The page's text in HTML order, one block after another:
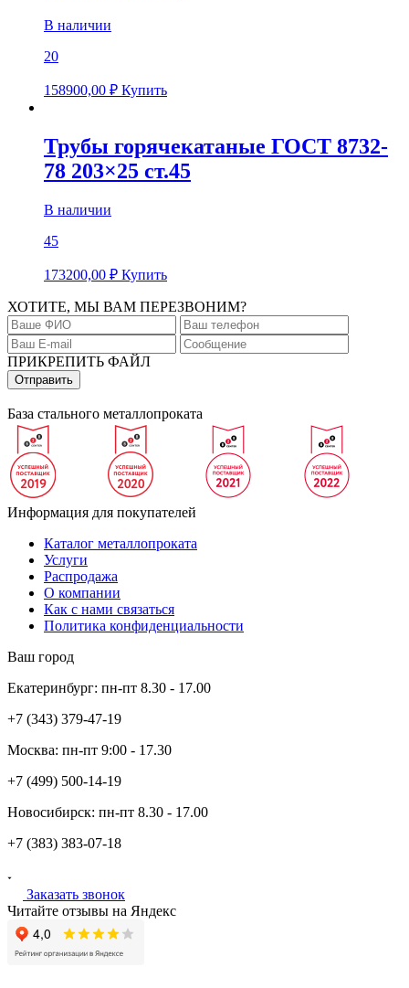
В наличии
20
158900,00 ₽ Купить
Трубы горячекатаные ГОСТ 8732-
78 203×25 ст.45
В наличии
45
173200,00 ₽ Купить
ХОТИТЕ, МЫ ВАМ ПЕРЕЗВОНИМ?
ПРИКРЕПИТЬ ФАЙЛ
База стального металлопроката
Информация для покупателей
Каталог металлопроката
Услуги
Распродажа
О компании
Как с нами связаться
Политика конфиденциальности
Ваш город
Екатеринбург: пн-пт 8.30 - 17.00
+7 (343) 379-47-19
Москва: пн-пт 9:00 - 17.30
+7 (499) 500-14-19
Новосибирск: пн-пт 8.30 - 17.00
+7 (383) 383-07-18
Заказать звонок
Читайте отзывы на Яндекс